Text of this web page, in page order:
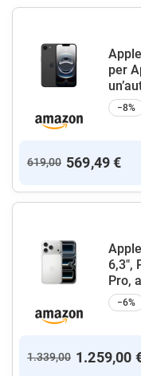
per
−8%
619,00 569,49 €
6,3",
Pro,
−6%
1.339,00 1.259,00